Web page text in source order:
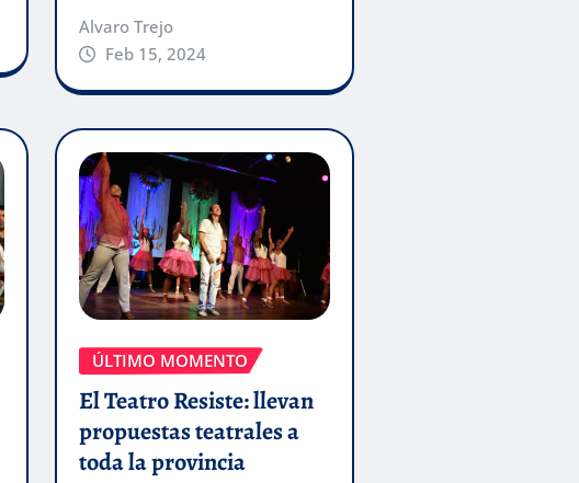
Alvaro Trejo
Feb 15, 2024
ÚLTIMO MOMENTO
El Teatro Resiste: llevan
propuestas teatrales a
toda la provincia